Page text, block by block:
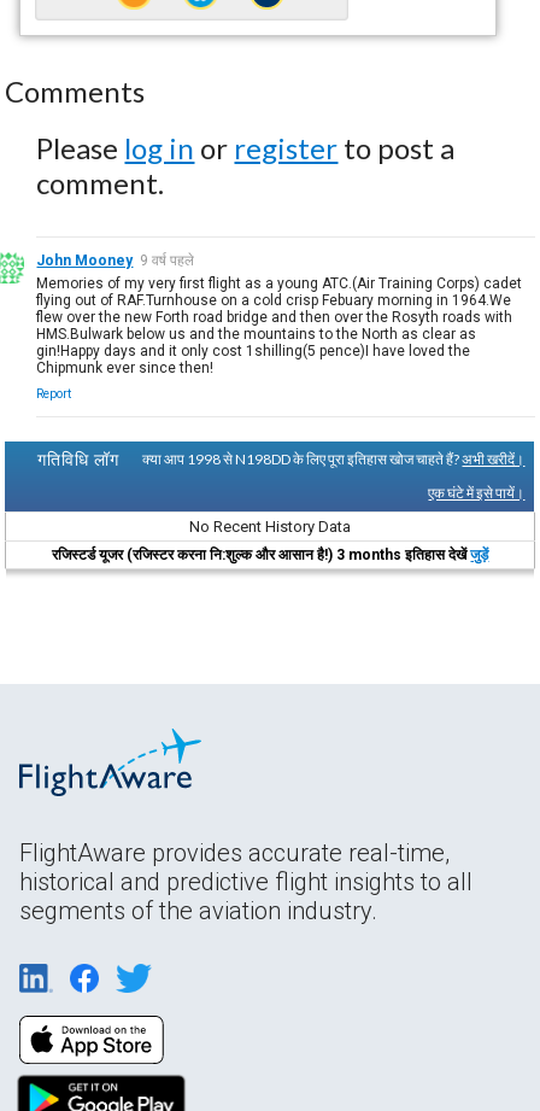
Comments
Please log in or register to post a
comment.
John Mooney 9 वर्ष पहले
Memories of my very first flight as a young ATC.(Air Training Corps) cadet
flying out of RAF.Turnhouse on a cold crisp Febuary morning in 1964.We
flew over the new Forth road bridge and then over the Rosyth roads with
HMS.Bulwark below us and the mountains to the North as clear as
gin!Happy days and it only cost 1shilling(5 pence)I have loved the
Chipmunk ever since then!
Report
गतिविधि लॉग क्या आप 1998 से N198DD के लिए पूरा इतिहास खोज चाहते हैं?अभी खरीदें।
एक घंटे में इसे पायें।
No Recent History Data
रजिस्टर्ड यूजर (रजिस्टर करना नि:शुल्क और आसान है!) 3 months इतिहास देखेंजुड़ें
FlightAware provides accurate real-time,
historical and predictive flight insights to all
segments of the aviation industry.